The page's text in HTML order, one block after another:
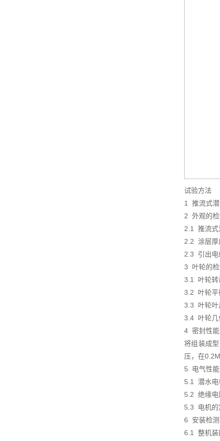
试验方法
1 推流式
2 外观的
2.1 推流式
2.2 涂层厚
2.3 引出电
3 叶轮的
3.1 叶轮转
3.2 叶轮平
3.3 叶轮叶
3.4 叶轮几
4 密封性
将组装成
压，在
5 电气性
5.1 潜水电
5.2 绝缘电
5.3 电机的
6 安装检测
6.1 整机装